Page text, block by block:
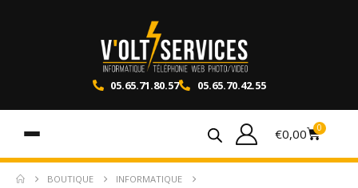
05.65.71.80.57 05.65.70.42.55
€0,00 0
BOUTIQUE
INFORMATIQUE